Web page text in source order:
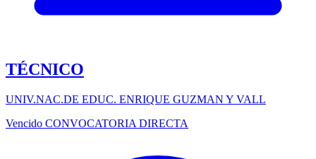
TÉCNICO
UNIV.NAC.DE EDUC. ENRIQUE GUZMAN Y VALL
Vencido CONVOCATORIA DIRECTA